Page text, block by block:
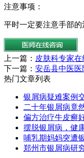
注意事项：
平时一定要注意手部
上一篇： 皮肤科专家
下一篇： 安岳县中医医
热门文章列表
银屑病疑难案例
二十年银屑病竟
偏方治疗牛皮癣
摆脱银屑病，健
哺乳期妈妈突遭
郑州市银屑病研